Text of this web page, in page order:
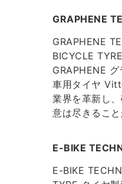
GRAPHENE
GRAPHENE
BICYCLE
GRAPHENE
車用タイヤ
業界を革新し
意は尽きること
E-BIKE
E-BIKE